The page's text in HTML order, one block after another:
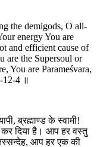
the demigods, O all-
energy You are
and efficient cause of
are the Supersoul or
You are Parameśvara,
12-4 ॥
ब्रह्माण्ड के स्वामी!
दिया है। आप हर वस्तु
आप हर एक की